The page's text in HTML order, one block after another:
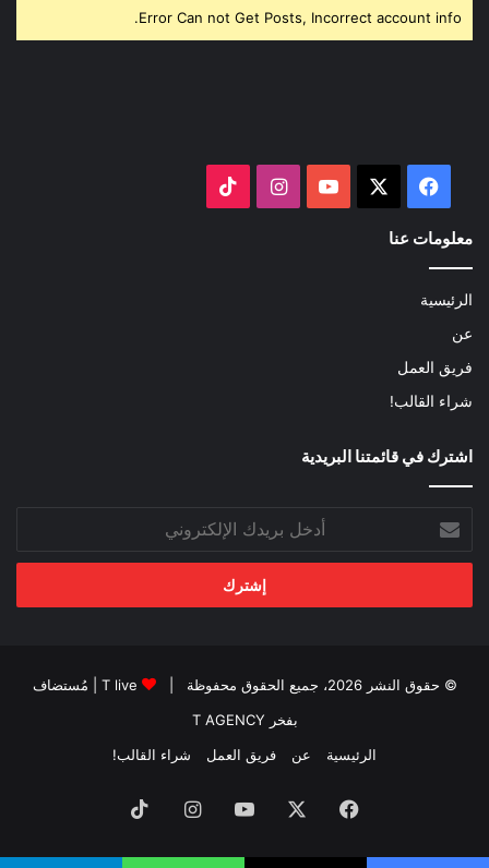
Error Can not Get Posts, Incorrect account info.
فيسبوك ‫YouTubeانستقرام
معلومات عنا
الرئيسية
عن
فريق العمل
شراء القالب!
اشترك في قائمتنا البريدية
بريدك
الإلكتروني
© حقوق النشر 2026، جميع الحقوق محفوظة | T live | مُستضاف
بفخر T AGENCY
الرئيسية
عن فريق العمل شراء القالب!
فيسبوك ‫YouTubeانستقرام